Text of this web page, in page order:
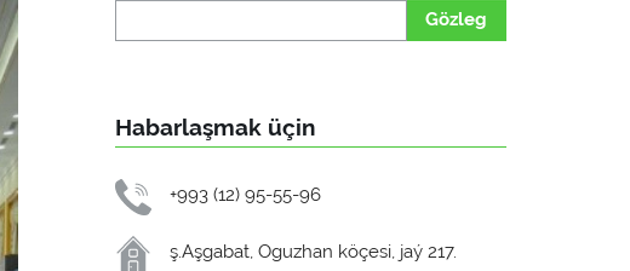
Gözleg
Habarlaşmak üçin
+993 (12) 95-55-96
ş.Aşgabat, Oguzhan köçesi, jaý 217.